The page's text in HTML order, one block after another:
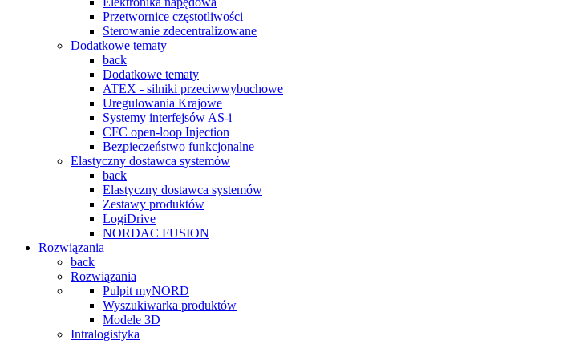
Przetwornice częstotliwości
Sterowanie zdecentralizowane
Dodatkowe tematy
back
Dodatkowe tematy
ATEX - silniki przeciwwybuchowe
Uregulowania Krajowe
Systemy interfejsów AS-i
CFC open-loop Injection
Bezpieczeństwo funkcjonalne
Elastyczny dostawca systemów
back
Elastyczny dostawca systemów
Zestawy produktów
LogiDrive
NORDAC FUSION
Rozwiązania
back
Rozwiązania
Pulpit myNORD
Wyszukiwarka produktów
Modele 3D
Intralogistyka